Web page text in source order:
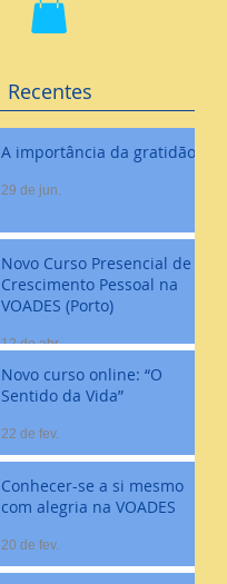
Recentes
A importância da gratidão
29 de jun.
Novo Curso Presencial de
Crescimento Pessoal na
VOADES (Porto)
12 de abr.
Novo curso online: “O
Sentido da Vida”
22 de fev.
Conhecer-se a si mesmo
com alegria na VOADES
20 de fev.